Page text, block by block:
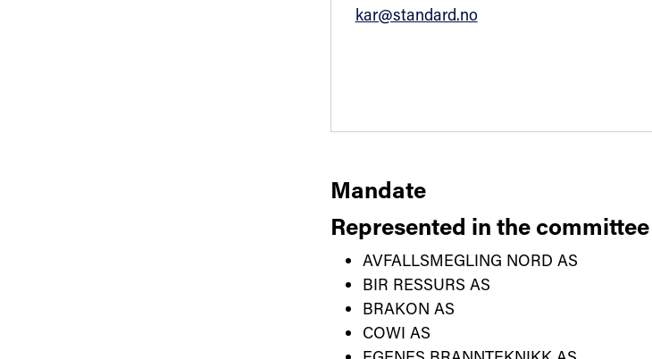
kar@standard.no
Mandate
Represented in the committee
AVFALLSMEGLING NORD AS
BIR RESSURS AS
BRAKON AS
COWI AS